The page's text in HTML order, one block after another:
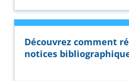
Découvrez comment
notices